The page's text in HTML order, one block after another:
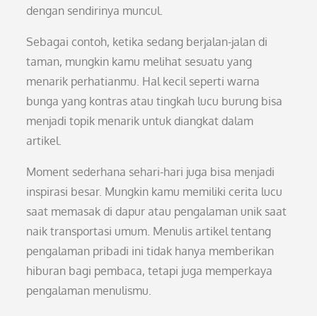
dengan sendirinya muncul.
Sebagai contoh, ketika sedang berjalan-jalan di
taman, mungkin kamu melihat sesuatu yang
menarik perhatianmu. Hal kecil seperti warna
bunga yang kontras atau tingkah lucu burung bisa
menjadi topik menarik untuk diangkat dalam
artikel.
Moment sederhana sehari-hari juga bisa menjadi
inspirasi besar. Mungkin kamu memiliki cerita lucu
saat memasak di dapur atau pengalaman unik saat
naik transportasi umum. Menulis artikel tentang
pengalaman pribadi ini tidak hanya memberikan
hiburan bagi pembaca, tetapi juga memperkaya
pengalaman menulismu.